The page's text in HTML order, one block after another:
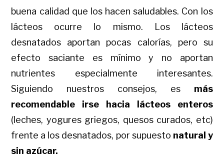
buena calidad que los hacen saludables. Con los
lácteos ocurre lo mismo. Los lácteos
desnatados aportan pocas calorías, pero su
efecto saciante es mínimo y no aportan
nutrientes especialmente interesantes.
Siguiendo nuestros consejos, es más
recomendable irse hacia lácteos enteros
(leches, yogures griegos, quesos curados, etc)
frente a los desnatados, por supuesto natural y
sin azúcar.